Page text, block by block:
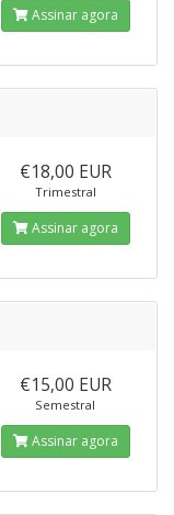
Assinar agora
€18,00 EUR
Trimestral
Assinar agora
€15,00 EUR
Semestral
Assinar agora